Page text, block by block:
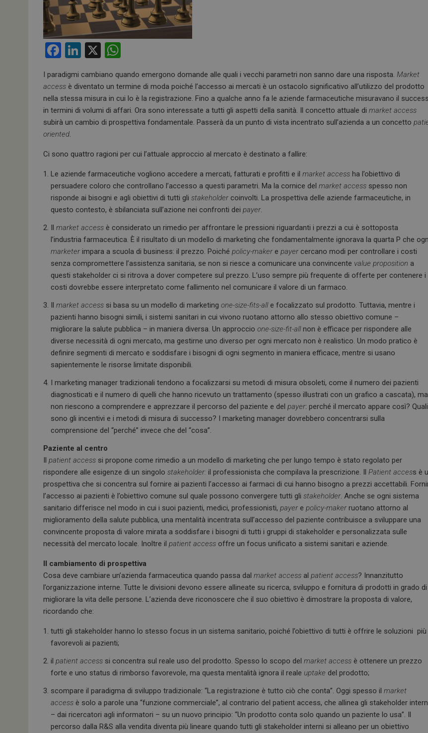
F
ce
b
o
o
Li
ke
dI
n
X
at
s
A
p
I paradigmi cambiano quando emergono domande alle quali i vecchi parametri non sanno dare una risposta. Market
access è diventato un termine di moda poiché l’accesso ai mercati è un ostacolo significativo all’utilizzo del prodotto
nella stessa misura in cui lo è la registrazione. Fino a qualche anno fa le aziende farmaceutiche misuravano il
in termini di volumi di affari. Ora sono interessate a tutti gli aspetti della sanità. Il concetto attuale di market access
subirà un cambio di prospettiva fondamentale. Passerà da un punto di vista incentrato sull’azienda a un concetto
oriented.
Ci sono quattro ragioni per cui l’attuale approccio al mercato è destinato a fallire:
Le aziende farmaceutiche vogliono accedere a mercati, fatturati e profitti e il market access ha l’obiettivo di
persuadere coloro che controllano l’accesso a questi parametri. Ma la cornice del market access spesso non
risponde ai bisogni e agli obiettivi di tutti gli stakeholder coinvolti. La prospettiva delle aziende farmaceutiche, in
questo contesto, è sbilanciata sull’azione nei confronti dei payer.
Il market access è considerato un rimedio per affrontare le pressioni riguardanti i prezzi a cui è sottoposta
l’industria farmaceutica. È il risultato di un modello di marketing che fondamentalmente ignorava la quarta P che
marketer impara a scuola di business: il prezzo. Poiché policy-maker e payer cercano modi per controllare i costi
senza compromettere l’assistenza sanitaria, se non si riesce a comunicare una convincente value proposition a
questi stakeholder ci si ritrova a dover competere sul prezzo. L’uso sempre più frequente di offerte per contenere i
costi dovrebbe essere interpretato come fallimento nel comunicare il valore di un farmaco.
Il market access si basa su un modello di marketing one-size-fits-all e focalizzato sul prodotto. Tuttavia, mentre i
pazienti hanno bisogni simili, i sistemi sanitari in cui vivono ruotano attorno allo stesso obiettivo comune –
migliorare la salute pubblica – in maniera diversa. Un approccio one-size-fit-all non è efficace per rispondere alle
diverse necessità di ogni mercato, ma gestirne uno diverso per ogni mercato non è realistico. Un modo pratico è
definire segmenti di mercato e soddisfare i bisogni di ogni segmento in maniera efficace, mentre si usano
sapientemente le risorse limitate disponibili.
I marketing manager tradizionali tendono a focalizzarsi su metodi di misura obsoleti, come il numero dei pazienti
diagnosticati e il numero di quelli che hanno ricevuto un trattamento (spesso illustrati con un grafico a cascata), ma
non riescono a comprendere e apprezzare il percorso del paziente e del payer: perché il mercato appare così? Quali
sono gli incentivi e i metodi di misura di successo? I marketing manager dovrebbero concentrarsi sulla
comprensione del “perché” invece che del “cosa”.
Paziente al centro
Il patient access si propone come rimedio a un modello di marketing che per lungo tempo è stato regolato per
rispondere alle esigenze di un singolo stakeholder: il professionista che compilava la prescrizione. Il Patient access è
prospettiva che si concentra sul fornire ai pazienti l’accesso ai farmaci di cui hanno bisogno a prezzi accettabili.
l’accesso ai pazienti è l’obiettivo comune sul quale possono convergere tutti gli stakeholder. Anche se ogni sistema
sanitario differisce nel modo in cui i suoi pazienti, medici, professionisti, payer e policy-maker ruotano attorno al
miglioramento della salute pubblica, una mentalità incentrata sull’accesso del paziente contribuisce a sviluppare una
convincente proposta di valore mirata a soddisfare i bisogni di tutti i gruppi di stakeholder e personalizzata sulle
necessità del mercato locale. Inoltre il patient access offre un focus unificato a sistemi sanitari e aziende.
Il cambiamento di prospettiva
Cosa deve cambiare un’azienda farmaceutica quando passa dal market access al patient access? Innanzitutto
l’organizzazione interne. Tutte le divisioni devono essere allineate su ricerca, sviluppo e fornitura di prodotti in grado di
migliorare la vita delle persone. L’azienda deve riconoscere che il suo obiettivo è dimostrare la proposta di valore,
ricordando che:
tutti gli stakeholder hanno lo stesso focus in un sistema sanitario, poiché l’obiettivo di tutti è offrire le soluzioni più
favorevoli ai pazienti;
il patient access si concentra sul reale uso del prodotto. Spesso lo scopo del market access è ottenere un prezzo
forte e uno status di rimborso favorevole, ma questa mentalità ignora il reale uptake del prodotto;
scompare il paradigma di sviluppo tradizionale: “La registrazione è tutto ciò che conta”. Oggi spesso il market
access è solo a parole una “funzione commerciale”, al contrario del patient access, che allinea gli stakeholder
– dai ricercatori agli informatori – su un nuovo principio: “Un prodotto conta solo quando un paziente lo usa”. Il
percorso dalla R&S alla vendita diventa più lineare quando tutti gli stakeholder interni si alleano per un obiettivo